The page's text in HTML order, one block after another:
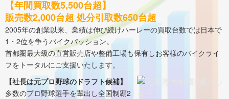
【年間買取数5,500台超】
販売数2,000台超 処分引取数650台超
2005年の創業以来、業績は伸び続けハーレーの買取台数では日本で
1・2位を争うバイクパッション。
首都圏最大級の直営販売店や整備工場も保有しお客様のバイクライ
フをトータルにご支援いたします。
【社長は元プロ野球のドラフト候補】
多数のプロ野球選手を輩出し全国制覇2